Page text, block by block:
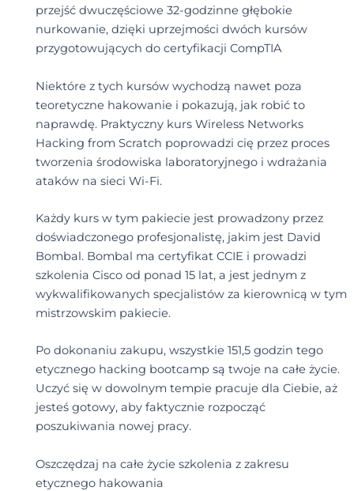
przejść dwuczęściowe 32-godzinne głębokie
nurkowanie, dzięki uprzejmości dwóch kursów
przygotowujących do certyfikacji CompTIA
Niektóre z tych kursów wychodzą nawet poza
teoretyczne hakowanie i pokazują, jak robić to
naprawdę. Praktyczny kurs Wireless Networks
Hacking from Scratch poprowadzi cię przez proces
tworzenia środowiska laboratoryjnego i wdrażania
ataków na sieci Wi-Fi.
Każdy kurs w tym pakiecie jest prowadzony przez
doświadczonego profesjonalistę, jakim jest David
Bombal. Bombal ma certyfikat CCIE i prowadzi
szkolenia Cisco od ponad 15 lat, a jest jednym z
wykwalifikowanych specjalistów za kierownicą w tym
mistrzowskim pakiecie.
Po dokonaniu zakupu, wszystkie 151,5 godzin tego
etycznego hacking bootcamp są twoje na całe życie.
Uczyć się w dowolnym tempie pracuje dla Ciebie, aż
jesteś gotowy, aby faktycznie rozpocząć
poszukiwania nowej pracy.
Oszczędzaj na całe życie szkolenia z zakresu
etycznego hakowania